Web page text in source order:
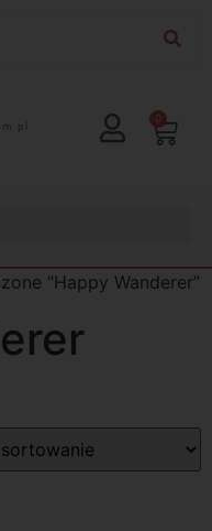
0
“Happy Wanderer”